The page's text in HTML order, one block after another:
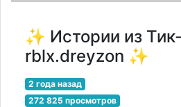
✨ Истории из
rblx.dreyzon ✨
2 года назад
272 825 просмотров